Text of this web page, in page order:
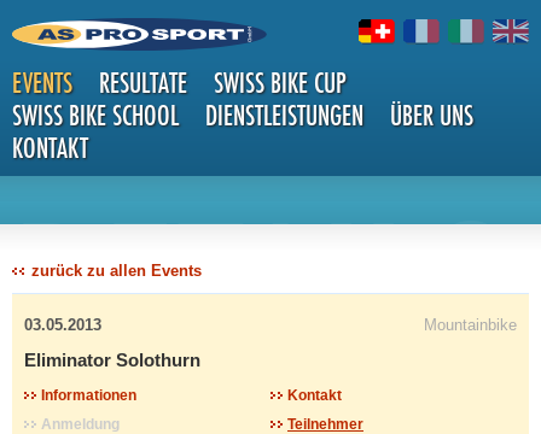
EVENTS RESULTATE
SWISS BIKE CUP
SWISS BIKE SCHOOL
DIENSTLEISTUNGEN
ÜBER UNS
KONTAKT
DETAILS
zurück zu allen Events
03.05.2013 Mountainbike
Eliminator Solothurn
Informationen
Kontakt
Anmeldung
Teilnehmer